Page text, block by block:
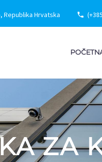
Republika Hrvatska
ZA